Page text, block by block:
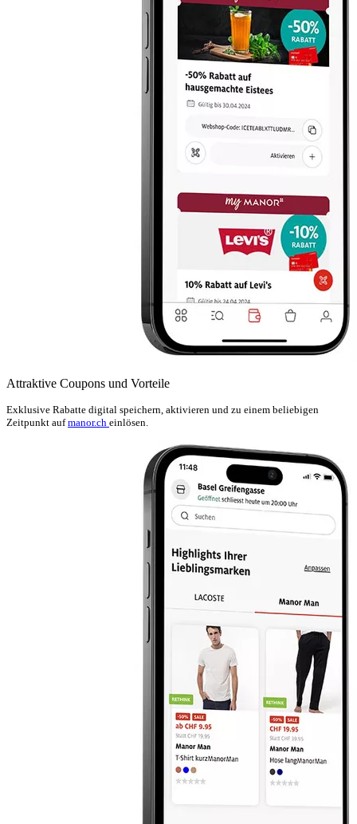
Attraktive Coupons und Vorteile
Exklusive Rabatte digital speichern, aktivieren und zu einem beliebigen
Zeitpunkt aufmanor.ch einlösen.